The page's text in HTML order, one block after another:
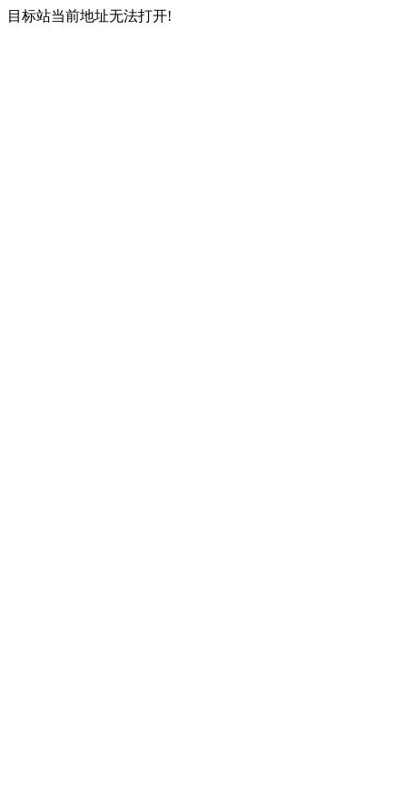
目标站当前地址无法打开!